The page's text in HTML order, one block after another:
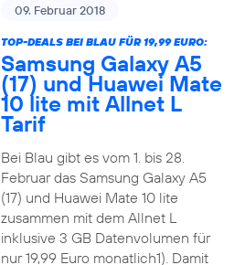
09. Februar 2018
TOP-DEALS BEI BLAU FÜR 19,99 EURO:
Samsung Galaxy A5
(17) und Huawei Mate
10 lite mit Allnet L
Tarif
Bei Blau gibt es vom 1. bis 28.
Februar das Samsung Galaxy A5
(17) und Huawei Mate 10 lite
zusammen mit dem Allnet L
inklusive 3 GB Datenvolumen für
nur 19,99 Euro monatlich1). Damit